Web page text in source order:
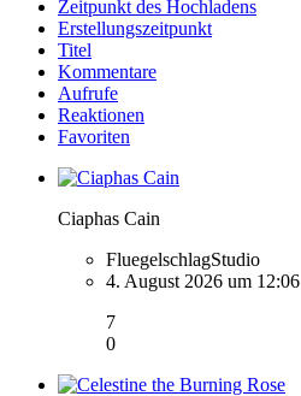
Zeitpunkt des Hochladens
Erstellungszeitpunkt
Titel
Kommentare
Aufrufe
Reaktionen
Favoriten
Ciaphas Cain
FluegelschlagStudio
4. August 2026 um 12:06
7
0